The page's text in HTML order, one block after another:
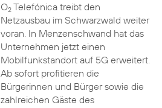
O2Telefónica treibt den
Netzausbau im Schwarzwald weiter
voran. In Menzenschwand hat das
Unternehmen jetzt einen
Mobilfunkstandort auf 5G erweitert.
Ab sofort profitieren die
Bürgerinnen und Bürger sowie die
zahlreichen Gäste des